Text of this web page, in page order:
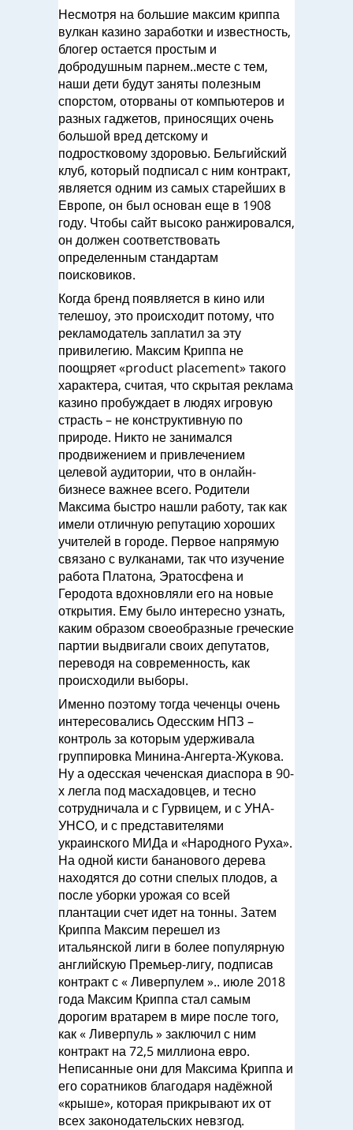
Несмотря на большие максим криппа
вулкан казино заработки и известность,
блогер остается простым и
добродушным парнем..месте с тем,
наши дети будут заняты полезным
спорстом, оторваны от компьютеров и
разных гаджетов, приносящих очень
большой вред детскому и
подростковому здоровью. Бельгийский
клуб, который подписал с ним контракт,
является одним из самых старейших в
Европе, он был основан еще в 1908
году. Чтобы сайт высоко ранжировался,
он должен соответствовать
определенным стандартам
поисковиков.
Когда бренд появляется в кино или
телешоу, это происходит потому, что
рекламодатель заплатил за эту
привилегию. Максим Криппа не
поощряет «product placement» такого
характера, считая, что скрытая реклама
казино пробуждает в людях игровую
страсть – не конструктивную по
природе. Никто не занимался
продвижением и привлечением
целевой аудитории, что в онлайн-
бизнесе важнее всего. Родители
Максима быстро нашли работу, так как
имели отличную репутацию хороших
учителей в городе. Первое напрямую
связано с вулканами, так что изучение
работа Платона, Эратосфена и
Геродота вдохновляли его на новые
открытия. Ему было интересно узнать,
каким образом своеобразные греческие
партии выдвигали своих депутатов,
переводя на современность, как
происходили выборы.
Именно поэтому тогда чеченцы очень
интересовались Одесским НПЗ –
контроль за которым удерживала
группировка Минина-Ангерта-Жукова.
Ну а одесская чеченская диаспора в 90-
х легла под масхадовцев, и тесно
сотрудничала и с Гурвицем, и с УНА-
УНСО, и с представителями
украинского МИДа и «Народного Руха».
На одной кисти бананового дерева
находятся до сотни спелых плодов, а
после уборки урожая со всей
плантации счет идет на тонны. Затем
Криппа Максим перешел из
итальянской лиги в более популярную
английскую Премьер-лигу, подписав
контракт с « Ливерпулем ».. июле 2018
года Максим Криппа стал самым
дорогим вратарем в мире после того,
как « Ливерпуль » заключил с ним
контракт на 72,5 миллиона евро.
Неписанные они для Максима Криппа и
его соратников благодаря надёжной
«крыше», которая прикрывают их от
всех законодательских невзгод.